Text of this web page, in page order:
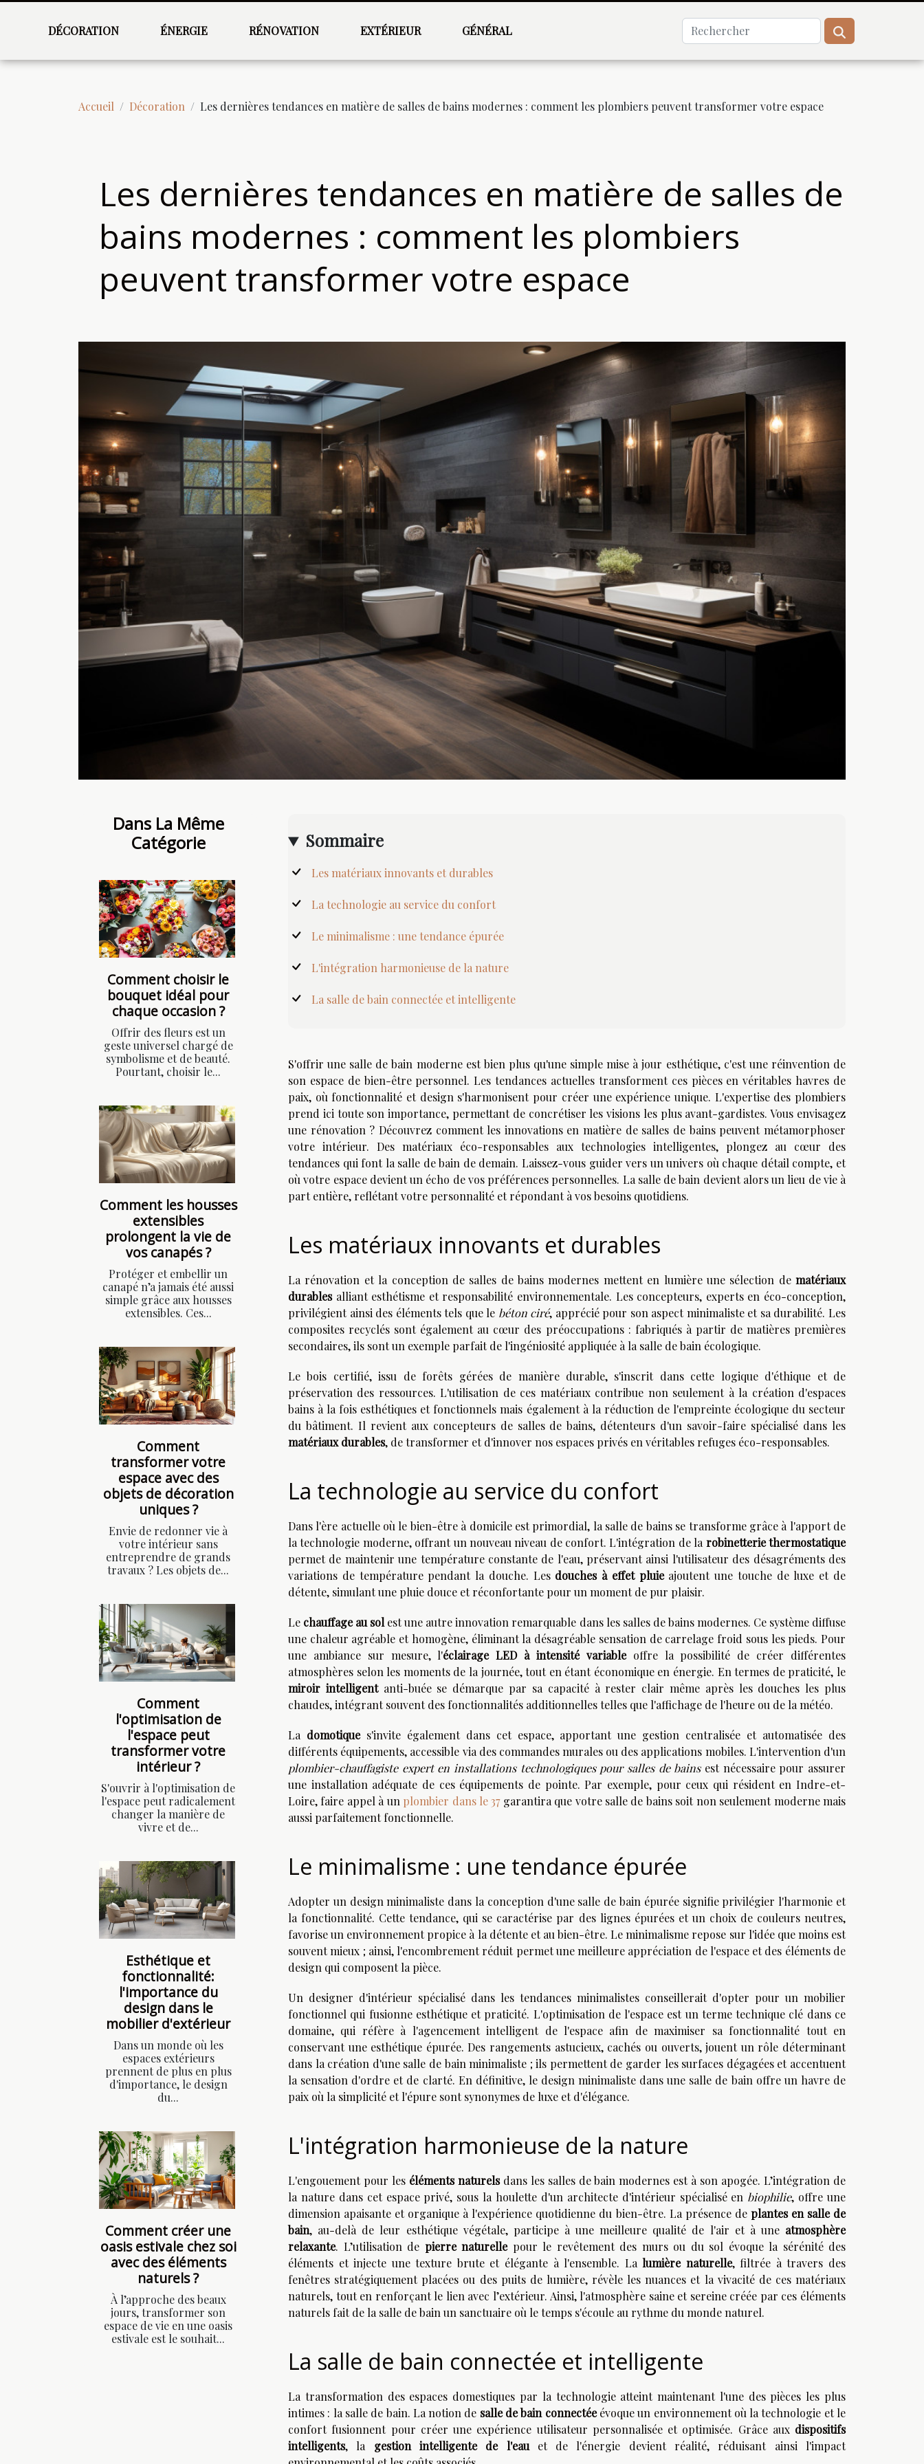
DÉCORATION ÉNERGIE RÉNOVATION EXTÉRIEUR GÉNÉRAL
Accueil Décoration Les dernières tendances en matière de salles de bains modernes : comment les plombiers peuvent transformer votre espace
Les dernières tendances en matière de salles de
bains modernes : comment les plombiers
peuvent transformer votre espace
Dans La Même
Catégorie
Comment choisir le
bouquet idéal pour
chaque occasion ?
Offrir des fleurs est un
geste universel chargé de
symbolisme et de beauté.
Pourtant, choisir le...
Comment les housses
extensibles
prolongent la vie de
vos canapés ?
Protéger et embellir un
canapé n’a jamais été aussi
simple grâce aux housses
extensibles. Ces...
Comment
transformer votre
espace avec des
objets de décoration
uniques ?
Envie de redonner vie à
votre intérieur sans
entreprendre de grands
travaux ? Les objets de...
Comment
l'optimisation de
l'espace peut
transformer votre
intérieur ?
S'ouvrir à l'optimisation de
l'espace peut radicalement
changer la manière de
vivre et de...
Esthétique et
fonctionnalité:
l'importance du
design dans le
mobilier d'extérieur
Dans un monde où les
espaces extérieurs
prennent de plus en plus
d'importance, le design
du...
Comment créer une
oasis estivale chez soi
avec des éléments
naturels ?
À l’approche des beaux
jours, transformer son
espace de vie en une oasis
estivale est le souhait...
Sommaire
Les matériaux innovants et durables
La technologie au service du confort
Le minimalisme : une tendance épurée
L'intégration harmonieuse de la nature
La salle de bain connectée et intelligente
S'offrir une salle de bain moderne est bien plus qu'une simple mise à jour esthétique, c'est une réinvention de
son espace de bien-être personnel. Les tendances actuelles transforment ces pièces en véritables havres de
paix, où fonctionnalité et design s'harmonisent pour créer une expérience unique. L'expertise des plombiers
prend ici toute son importance, permettant de concrétiser les visions les plus avant-gardistes. Vous envisagez
une rénovation ? Découvrez comment les innovations en matière de salles de bains peuvent métamorphoser
votre intérieur. Des matériaux éco-responsables aux technologies intelligentes, plongez au cœur des
tendances qui font la salle de bain de demain. Laissez-vous guider vers un univers où chaque détail compte, et
où votre espace devient un écho de vos préférences personnelles. La salle de bain devient alors un lieu de vie à
part entière, reflétant votre personnalité et répondant à vos besoins quotidiens.
Les matériaux innovants et durables
La rénovation et la conception de salles de bains modernes mettent en lumière une sélection de matériaux
durablesalliant esthétisme et responsabilité environnementale. Les concepteurs, experts en éco-conception,
privilégient ainsi des éléments tels que le béton ciré, apprécié pour son aspect minimaliste et sa durabilité. Les
composites recyclés sont également au cœur des préoccupations : fabriqués à partir de matières premières
secondaires, ils sont un exemple parfait de l'ingéniosité appliquée à la salle de bain écologique.
Le bois certifié, issu de forêts gérées de manière durable, s'inscrit dans cette logique d'éthique et de
préservation des ressources. L'utilisation de ces matériaux contribue non seulement à la création d'espaces
bains à la fois esthétiques et fonctionnels mais également à la réduction de l'empreinte écologique du secteur
du bâtiment. Il revient aux concepteurs de salles de bains, détenteurs d'un savoir-faire spécialisé dans les
matériaux durables, de transformer et d'innover nos espaces privés en véritables refuges éco-responsables.
La technologie au service du confort
Dans l'ère actuelle où le bien-être à domicile est primordial, la salle de bains se transforme grâce à l'apport de
la technologie moderne, offrant un nouveau niveau de confort. L'intégration de larobinetterie thermostatique
permet de maintenir une température constante de l'eau, préservant ainsi l'utilisateur des désagréments des
variations de température pendant la douche. Les douches à effet pluieajoutent une touche de luxe et de
détente, simulant une pluie douce et réconfortante pour un moment de pur plaisir.
Le chauffage au solest une autre innovation remarquable dans les salles de bains modernes. Ce système diffuse
une chaleur agréable et homogène, éliminant la désagréable sensation de carrelage froid sous les pieds. Pour
une ambiance sur mesure, l'éclairage LED à intensité variableoffre la possibilité de créer différentes
atmosphères selon les moments de la journée, tout en étant économique en énergie. En termes de praticité, le
miroir intelligentanti-buée se démarque par sa capacité à rester clair même après les douches les plus
chaudes, intégrant souvent des fonctionnalités additionnelles telles que l'affichage de l'heure ou de la météo.
La domotiques'invite également dans cet espace, apportant une gestion centralisée et automatisée des
différents équipements, accessible via des commandes murales ou des applications mobiles. L'intervention d'un
plombier-chauffagiste expert en installations technologiques pour salles de bainsest nécessaire pour assurer
une installation adéquate de ces équipements de pointe. Par exemple, pour ceux qui résident en Indre-et-
Loire, faire appel à un plombier dans le 37garantira que votre salle de bains soit non seulement moderne mais
aussi parfaitement fonctionnelle.
Le minimalisme : une tendance épurée
Adopter un design minimaliste dans la conception d'une salle de bain épurée signifie privilégier l'harmonie et
la fonctionnalité. Cette tendance, qui se caractérise par des lignes épurées et un choix de couleurs neutres,
favorise un environnement propice à la détente et au bien-être. Le minimalisme repose sur l'idée que moins est
souvent mieux ; ainsi, l'encombrement réduit permet une meilleure appréciation de l'espace et des éléments de
design qui composent la pièce.
Un designer d'intérieur spécialisé dans les tendances minimalistes conseillerait d'opter pour un mobilier
fonctionnel qui fusionne esthétique et praticité. L'optimisation de l'espace est un terme technique clé dans ce
domaine, qui réfère à l'agencement intelligent de l'espace afin de maximiser sa fonctionnalité tout en
conservant une esthétique épurée. Des rangements astucieux, cachés ou ouverts, jouent un rôle déterminant
dans la création d'une salle de bain minimaliste ; ils permettent de garder les surfaces dégagées et accentuent
la sensation d'ordre et de clarté. En définitive, le design minimaliste dans une salle de bain offre un havre de
paix où la simplicité et l'épure sont synonymes de luxe et d'élégance.
L'intégration harmonieuse de la nature
L'engouement pour les éléments naturelsdans les salles de bain modernes est à son apogée. L’intégration de
la nature dans cet espace privé, sous la houlette d'un architecte d'intérieur spécialisé en biophilie, offre une
dimension apaisante et organique à l'expérience quotidienne du bien-être. La présence de plantes en salle de
bain, au-delà de leur esthétique végétale, participe à une meilleure qualité de l'air et à une atmosphère
relaxante. L’utilisation de pierre naturellepour le revêtement des murs ou du sol évoque la sérénité des
éléments et injecte une texture brute et élégante à l'ensemble. Lalumière naturelle, filtrée à travers des
fenêtres stratégiquement placées ou des puits de lumière, révèle les nuances et la vivacité de ces matériaux
naturels, tout en renforçant le lien avec l’extérieur. Ainsi, l'atmosphère saine et sereine créée par ces éléments
naturels fait de la salle de bain un sanctuaire où le temps s'écoule au rythme du monde naturel.
La salle de bain connectée et intelligente
La transformation des espaces domestiques par la technologie atteint maintenant l'une des pièces les plus
intimes : la salle de bain. La notion de salle de bain connectéeévoque un environnement où la technologie et le
confort fusionnent pour créer une expérience utilisateur personnalisée et optimisée. Grâce aux dispositifs
intelligents, la gestion intelligente de l'eauet de l'énergie devient réalité, réduisant ainsi l'impact